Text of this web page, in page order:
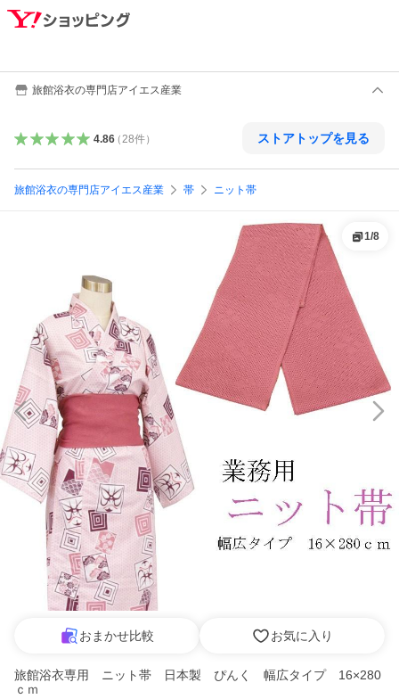
旅館浴衣の専門店アイエス産業
4.86（ 28件） ストアトップを見る
旅館浴衣の専門店アイエス産業 帯 ニット帯
1/8
おまかせ比較 お気に入り
旅館浴衣専用 ニット帯 日本製 ぴんく 幅広タイプ 16×280
ｃｍ